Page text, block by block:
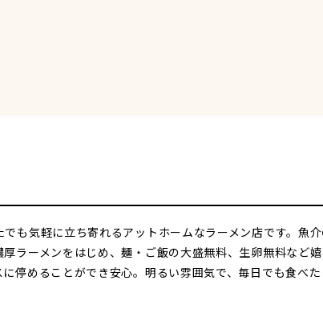
も気軽に立ち寄れるアットホームなラーメン店です。魚
ラーメンをはじめ、麺・ご飯の大盛無料、生卵無料など
停めることができ安心。明るい雰囲気で、毎日でも食べ